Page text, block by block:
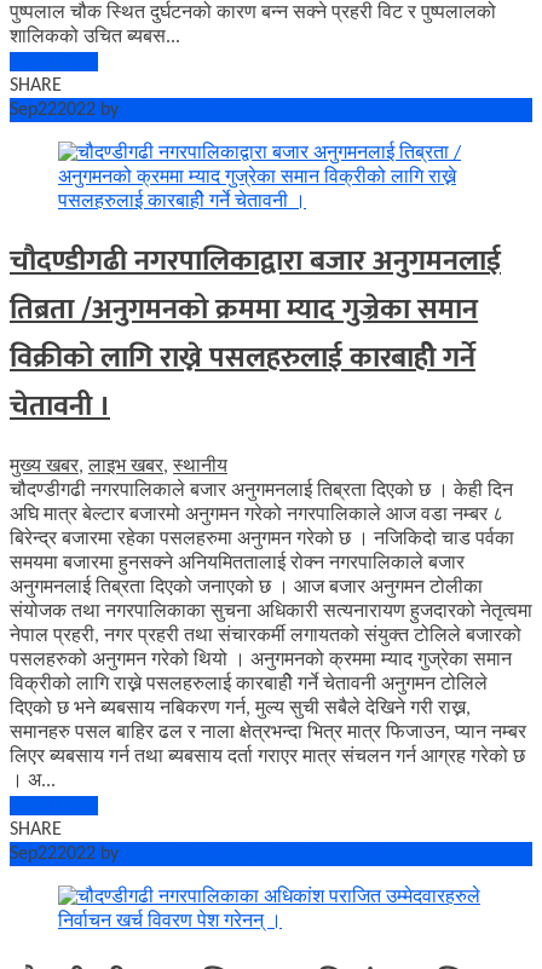
पुष्पलाल चौक स्थित दुर्घटनको कारण बन्न सक्ने प्रहरी विट र पुष्पलालको
शालिकको उचित ब्यबस...
SHARE
Sep222022 by
चौदण्डीगढी नगरपालिकाद्वारा बजार अनुगमनलाई
तिब्रता /अनुगमनको क्रममा म्याद गुज्रेका समान
विक्रीको लागि राख्ने पसलहरुलाई कारबाहीे गर्ने
चेतावनी ।
मुख्य खबर,लाइभ खबर,स्थानीय
चौदण्डीगढी नगरपालिकाले बजार अनुगमनलाई तिब्रता दिएको छ । केही दिन
अघि मात्र बेल्टार बजारमो अनुगमन गरेको नगरपालिकाले आज वडा नम्बर ८
बिरेन्द्र बजारमा रहेका पसलहरुमा अनुगमन गरेको छ । नजिकिदो चाड पर्वका
समयमा बजारमा हुनसक्ने अनियमिततालाई रोक्न नगरपालिकाले बजार
अनुगमनलाई तिब्रता दिएको जनाएको छ । आज बजार अनुगमन टोलीका
संयोजक तथा नगरपालिकाका सुचना अधिकारी सत्यनारायण हुजदारको नेतृत्वमा
नेपाल प्रहरी, नगर प्रहरी तथा संचारकर्मी लगायतको संयुक्त टोलिले बजारको
पसलहरुको अनुगमन गरेको थियो । अनुगमनको क्रममा म्याद गुज्रेका समान
विक्रीको लागि राख्ने पसलहरुलाई कारबाहीे गर्ने चेतावनी अनुगमन टोलिले
दिएको छ भने ब्यबसाय नबिकरण गर्न, मुल्य सुची सबैले देखिने गरी राख्न,
समानहरु पसल बाहिर ढल र नाला क्षेत्रभन्दा भित्र मात्र फिजाउन, प्यान नम्बर
लिएर ब्यबसाय गर्न तथा ब्यबसाय दर्ता गराएर मात्र संचलन गर्न आग्रह गरेको छ
। अ...
SHARE
Sep222022 by